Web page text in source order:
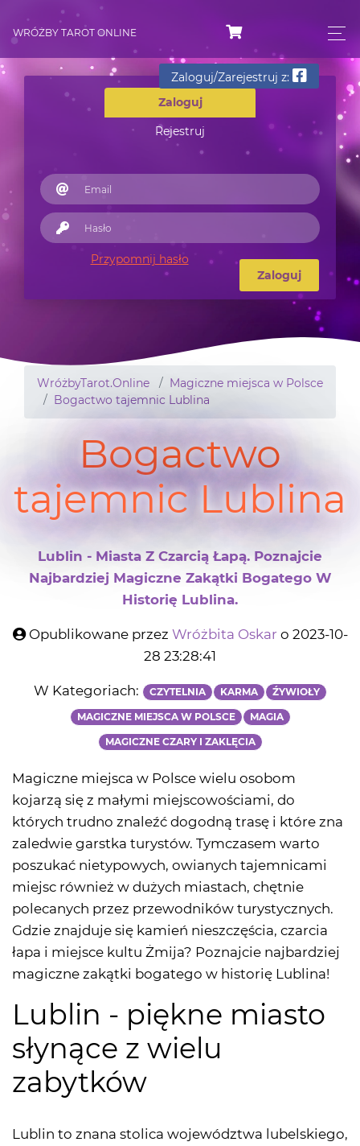
WRÓŻBY TAROT ONLINE
Zaloguj
Rejestruj
Zaloguj/Zarejestruj z:
Przypomnij hasło
Zaloguj
WróżbyTarot.Online
Magiczne miejsca w Polsce
Bogactwo tajemnic Lublina
Bogactwo
tajemnic Lublina
Lublin - Miasta Z Czarcią Łapą. Poznajcie
Najbardziej Magiczne Zakątki Bogatego W
Historię Lublina.
Opublikowane przez Wróżbita Oskar o 2023-10-
28 23:28:41
W Kategoriach: CZYTELNIA KARMA ŹYWIOŁY
MAGICZNE MIEJSCA W POLSCE MAGIA
MAGICZNE CZARY I ZAKLĘCIA
Magiczne miejsca w Polsce wielu osobom
kojarzą się z małymi miejscowościami, do
których trudno znaleźć dogodną trasę i które zna
zaledwie garstka turystów. Tymczasem warto
poszukać nietypowych, owianych tajemnicami
miejsc również w dużych miastach, chętnie
polecanych przez przewodników turystycznych.
Gdzie znajduje się kamień nieszczęścia, czarcia
łapa i miejsce kultu Żmija? Poznajcie najbardziej
magiczne zakątki bogatego w historię Lublina!
Lublin - piękne miasto
słynące z wielu
zabytków
Lublin to znana stolica województwa lubelskiego,